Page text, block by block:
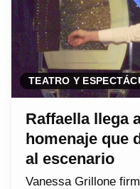
TEATRO Y
Raffaella llega
homenaje que
al escenario
Vanessa Grillone